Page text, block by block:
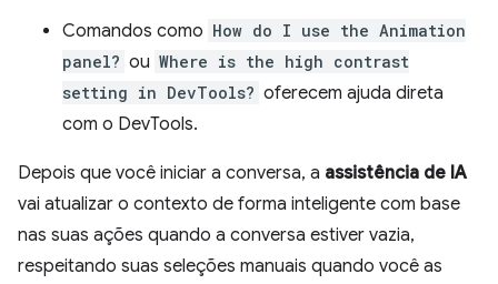
Comandos como How do I use the Animation
panel? ou Where is the high contrast
setting in DevTools? oferecem ajuda direta
com o DevTools.
Depois que você iniciar a conversa, a assistência de IA
vai atualizar o contexto de forma inteligente com base
nas suas ações quando a conversa estiver vazia,
respeitando suas seleções manuais quando você as